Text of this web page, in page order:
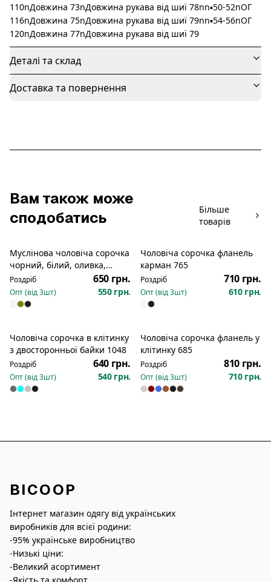
110nДовжина 73nДовжина рукава від шиї 78nn▪️50-52nОГ
116nДовжина 75nДовжина рукава від шиї 79nn▪️54-56nОГ
120nДовжина 77nДовжина рукава від шиї 79
Деталі та склад
Доставка та повернення
Вам також може
сподобатись
Більше
товарів
Муслінова чоловіча сорочка
чорний, білий, оливка,
бежевий 691
Роздріб 650 грн.
Опт (від3шт) 550 грн.
Чоловіча сорочка фланель
карман 765
Роздріб 710 грн.
Опт (від3шт) 610 грн.
Чоловіча сорочка в клітинку
з двосторонньої байки 1048
Роздріб 640 грн.
Опт (від3шт) 540 грн.
Чоловіча сорочка фланель у
клітинку 685
Роздріб 810 грн.
Опт (від3шт) 710 грн.
BICOOP
Інтернет магазин одягу від українських
виробників для всієї родини:
-95% українське виробництво
-Низькі ціни:
-Великий асортимент